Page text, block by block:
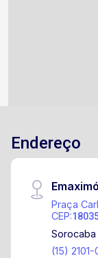
Endereço
Praça
CEP:
Sorocaba
(15)